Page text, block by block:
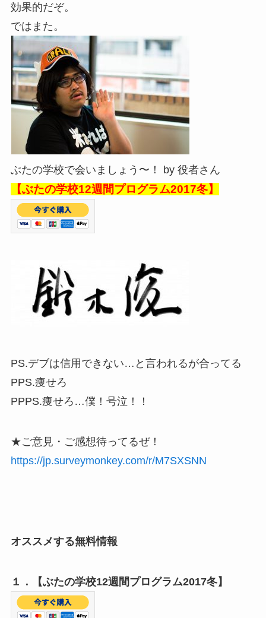
効果的だぞ。
ではまた。
ぶたの学校で会いましょう〜！ by 役者さん
【ぶたの学校12週間プログラム2017冬】
PS.デブは信用できない…と言われるが合ってる
PPS.痩せろ
PPPS.痩せろ…僕！号泣！！
★ご意見・ご感想待ってるぜ！
https://jp.surveymonkey.com/r/M7SXSNN
オススメする無料情報
１．【ぶたの学校12週間プログラム2017冬】